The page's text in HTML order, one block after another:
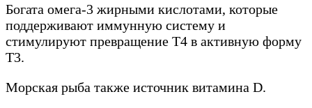
Богата омега-3 жирными кислотами, которые
поддерживают иммунную систему и
стимулируют превращение Т4 в активную форму
Т3.
Морская рыба также источник витамина D.